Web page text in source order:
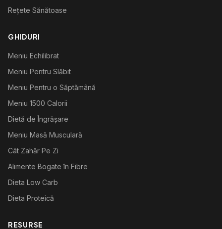
Rețete Sănătoase
GHIDURI
Meniu Echilibrat
Meniu Pentru Slăbit
Meniu Pentru o Săptămână
Meniu 1500 Calorii
Dietă de Îngrășare
Meniu Masă Musculară
Cât Zahăr Pe Zi
Alimente Bogate în Fibre
Dieta Low Carb
Dieta Proteică
RESURSE